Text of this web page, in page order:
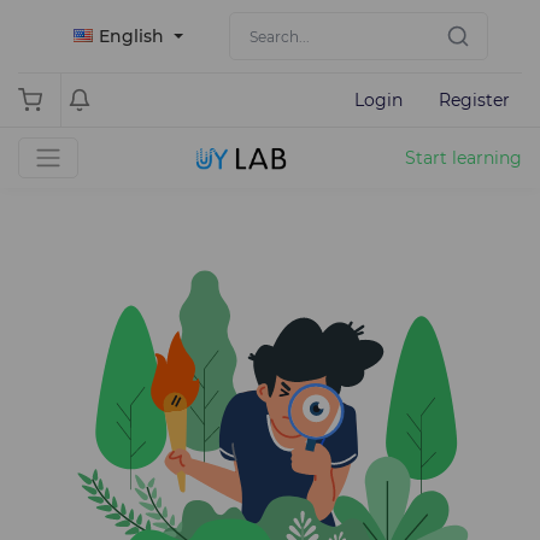
English
Login Register
Start learning